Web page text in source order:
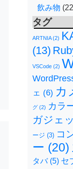
飲み物
タグ
ARTNIA(2)
(13)
VSCode (2)
ェ (6) カ
グ (2) カラ
ガジェ
ージ (3) コ
ー (20)
タバ(5) セ